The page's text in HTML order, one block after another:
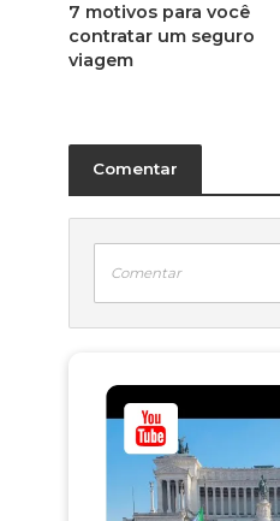
7 motivos para você
contratar um seguro
viagem
Comentar
Comentar